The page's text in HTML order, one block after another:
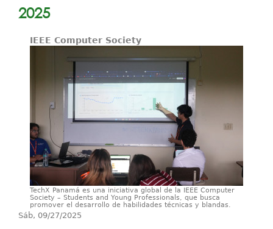
Servicios
2025
IEEE Computer Society
TechX Panamá es una iniciativa global de la IEEE Computer
Society – Students and Young Professionals, que busca
promover el desarrollo de habilidades técnicas y blandas.
Sáb, 09/27/2025